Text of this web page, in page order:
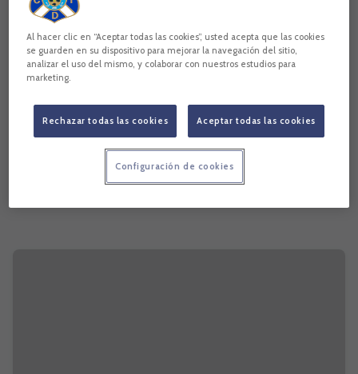
Al hacer clic en “Aceptar todas las cookies”, usted acepta que las cookies
se guarden en su dispositivo para mejorar la navegación del sitio,
analizar el uso del mismo, y colaborar con nuestros estudios para
marketing.
Rechazar todas las cookies Aceptar todas las cookies
Configuración de cookies